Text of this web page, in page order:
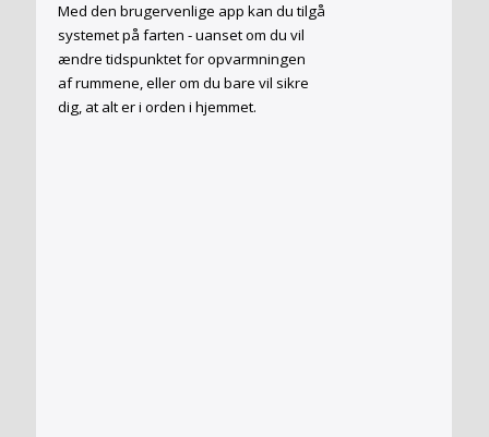
Med den brugervenlige app kan du tilgå
systemet på farten - uanset om du vil
ændre tidspunktet for opvarmningen
af rummene, eller om du bare vil sikre
dig, at alt er i orden i hjemmet.